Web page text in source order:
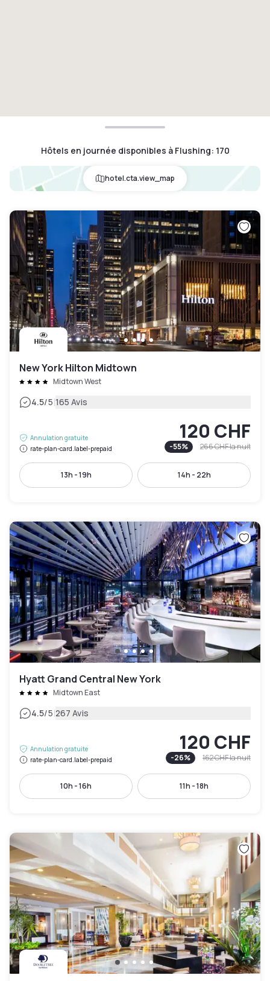
Hôtels en journée disponibles à Flushing: 170
hotel.cta.view_map
New York Hilton Midtown
Midtown West
4.5/5|165 Avis
Annulation gratuite
rate-plan-card.label-prepaid
120 CHF
-55% 266 CHFla nuit
13h - 19h 14h - 22h
Hyatt Grand Central New York
Midtown East
4.5/5|267 Avis
Annulation gratuite
rate-plan-card.label-prepaid
120 CHF
-26% 162 CHFla nuit
10h - 16h 11h - 18h